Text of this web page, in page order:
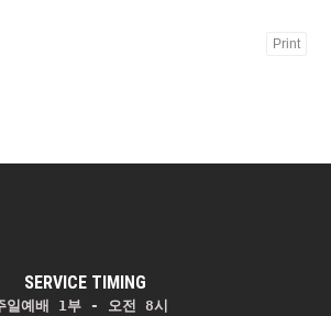
Print
SERVICE TIMING
일예배 1부 - 오전 8시